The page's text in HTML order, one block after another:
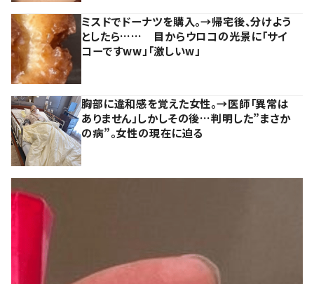
ミスドでドーナツを購入。→帰宅後、分けよう
としたら…… 目からウロコの光景に「サイ
コーですww」「激しいw」
胸部に違和感を覚えた女性。→医師「異常は
ありません」しかしその後…判明した”まさか
の病”。女性の現在に迫る